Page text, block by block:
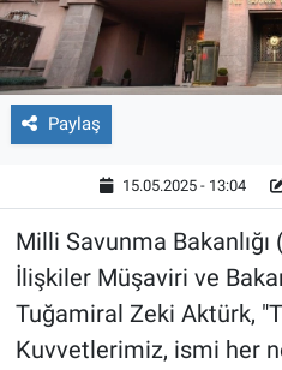
Paylaş
15.05.2025 - 13:04
Milli Savunma Bakanlığı
İlişkiler Müşaviri ve
Tuğamiral Zeki Aktürk,
Kuvvetlerimiz, ismi her